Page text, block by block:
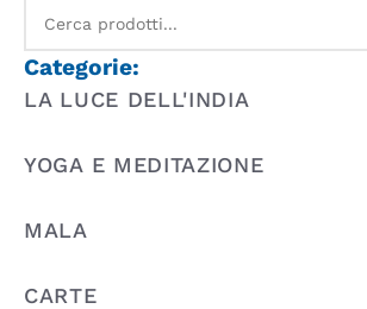
Categorie:
LA LUCE DELL'INDIA
YOGA E MEDITAZIONE
MALA
CARTE